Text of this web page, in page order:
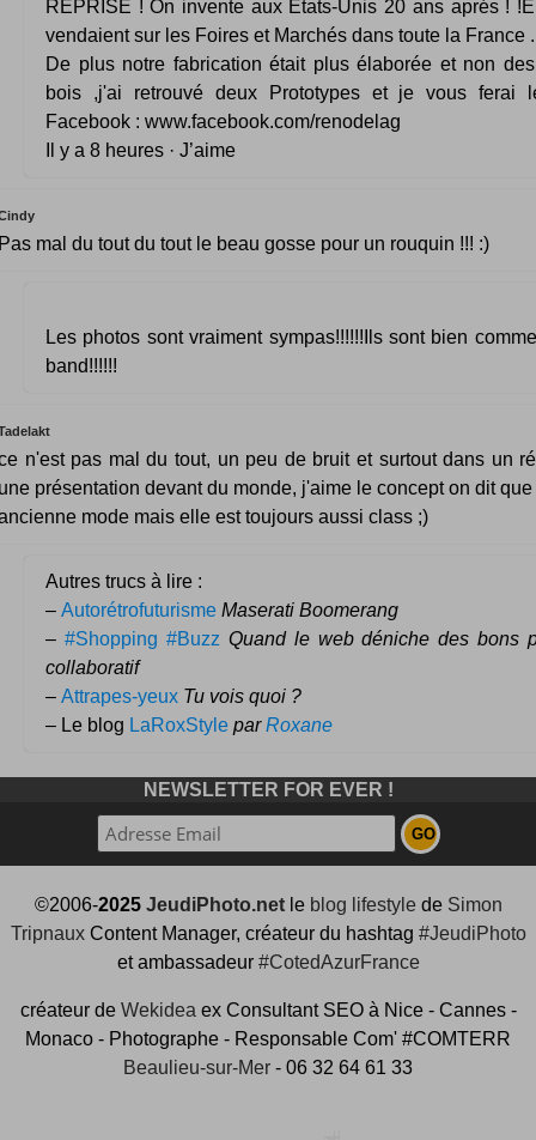
REPRISE ! On invente aux Etats-Unis 20 ans aprés !
vendaient sur les Foires et Marchés dans toute la France
De plus notre fabrication était plus élaborée et non
bois ,j'ai retrouvé deux Prototypes et je vous ferai
Facebook : www.facebook.com/renodelag
Il y a 8 heures · J’aime
mal du tout du tout le beau gosse pour un rouquin !!! :)
Les photos sont vraiment sympas!!!!!!Ils sont bien
band!!!!!!
n'est pas mal du tout, un peu de bruit et surtout dans un
présentation devant du monde, j'aime le concept on dit
mode mais elle est toujours aussi class ;)
Autres trucs à lire :
– Autorétrofuturisme Maserati Boomerang
– #Shopping #Buzz Quand le web déniche des bons
collaboratif
– Attrapes-yeux Tu vois quoi ?
– Le blog LaRoxStyle parRoxane
NEWSLETTER FOR EVER !
©2006-2025 JeudiPhoto.netle blog lifestylede Simon
TripnauxContent Manager, créateur du hashtag #JeudiPhoto
et ambassadeur #CotedAzurFrance
créateur de Wekidea ex Consultant SEO à Nice - Cannes -
Monaco - Photographe - Responsable Com' #COMTERR
Beaulieu-sur-Mer - 06 32 64 61 33